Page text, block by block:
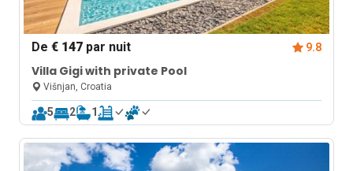
De€ 147 par nuit 9.8
Villa Gigi with private Pool
Višnjan, Croatia
5 2 1